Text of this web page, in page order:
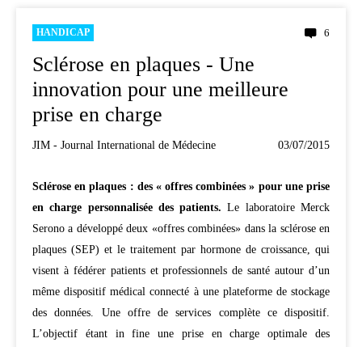
HANDICAP 6
Sclérose en plaques - Une
innovation pour une meilleure
prise en charge
JIM - Journal International de Médecine 03/07/2015
Sclérose en plaques : des « offres combinées » pour une prise
en charge personnalisée des patients.Le laboratoire Merck
Serono a développé deux «offres combinées» dans la sclérose en
plaques (SEP) et le traitement par hormone de croissance, qui
visent à fédérer patients et professionnels de santé autour d’un
même dispositif médical connecté à une plateforme de stockage
des données. Une offre de services complète ce dispositif.
L’objectif étant in fine une prise en charge optimale des